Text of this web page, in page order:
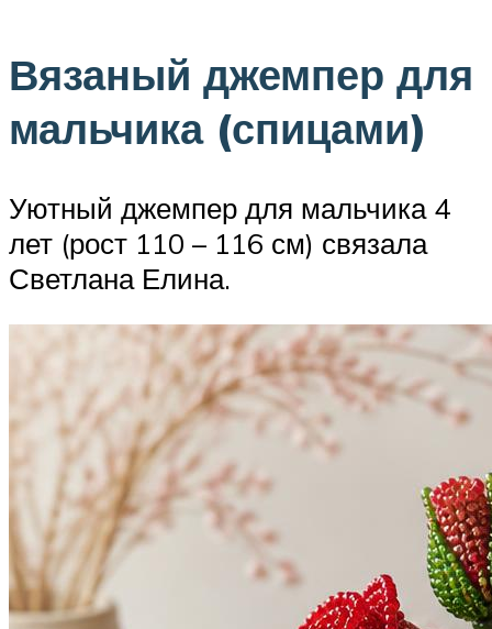
Вязаный джемпер для
мальчика (спицами)
Уютный джемпер для мальчика 4
лет (рост 110 – 116 см) связала
Светлана Елина.